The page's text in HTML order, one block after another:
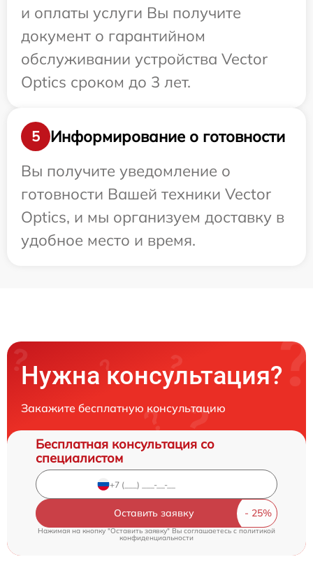
и оплаты услуги Вы получите
документ о гарантийном
обслуживании устройства Vector
Optics сроком до 3 лет.
5
Информирование о готовности
Вы получите уведомление о
готовности Вашей техники Vector
Optics, и мы организуем доставку в
удобное место и время.
Нужна консультация?
Закажите бесплатную консультацию
Бесплатная консультация со
специалистом
Оставить заявку
Нажимая на кнопку "Оставить заявку" Вы соглашаетесь cполитикой
конфиденциальности